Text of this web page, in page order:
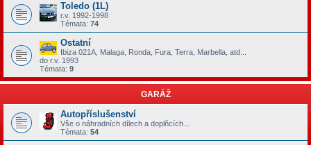
Toledo (1L)
r.v. 1992-1998
Témata: 74
Ostatní
Ibiza 021A, Malaga, Ronda, Fura, Terra, Marbella, atd...
do r.v. 1993
Témata: 9
GARÁŽ
Autopříslušenství
Vše o náhradních dílech a doplňcích...
Témata: 54